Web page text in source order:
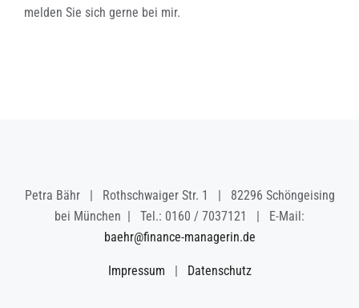
melden Sie sich gerne bei mir.
Petra Bähr | Rothschwaiger Str. 1 | 82296 Schöngeising
bei München | Tel.: 0160 / 7037121 | E-Mail:
baehr@finance-managerin.de
Impressum | Datenschutz